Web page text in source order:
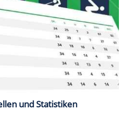
und Statistiken